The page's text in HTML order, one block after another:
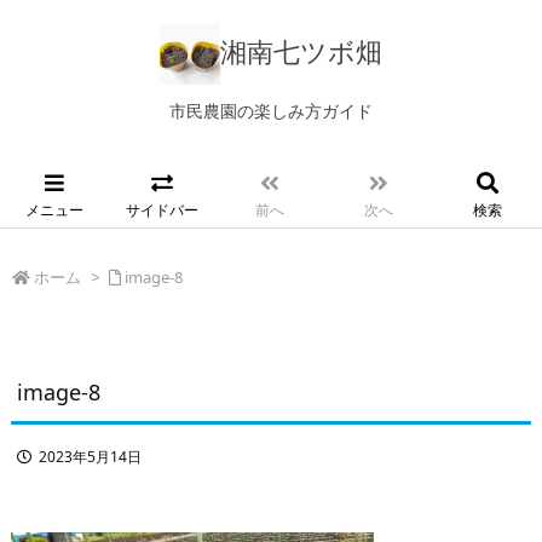
湘南七ツボ畑
市民農園の楽しみ方ガイド
メニュー サイドバー 前へ 次へ 検索
ホーム > image-8
image-8
2023年5月14日